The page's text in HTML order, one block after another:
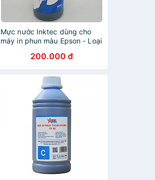
Mực nước Inktec dùng cho
máy in phun màu Epson - Loại
200.000 đ